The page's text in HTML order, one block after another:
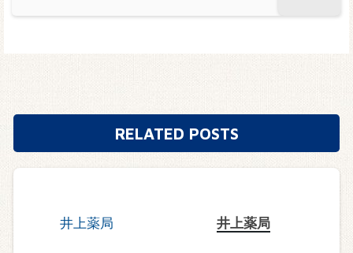
RELATED POSTS
井上薬局